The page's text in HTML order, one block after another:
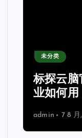
未分类
标探云脑
业如何用
admin 7 8